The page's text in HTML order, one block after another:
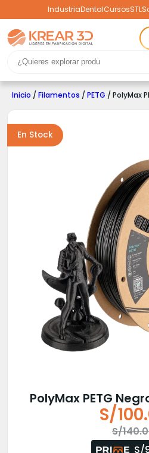
IndustriaDentalCursosSTL
Inicio / Filamentos / PETG / PolyMax
En Stock
PolyMax PETG
S/
S/
S/